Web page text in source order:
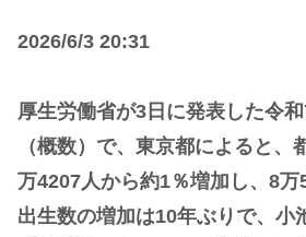
2026/6/3 20:31
厚生労働省が3日に発表した令
（概数）で、東京都によると、
万4207人から約1％増加し、8万
出生数の増加は10年ぶりで、小